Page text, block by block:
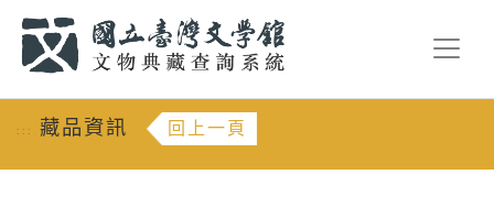
::: 藏品資訊 回上一頁